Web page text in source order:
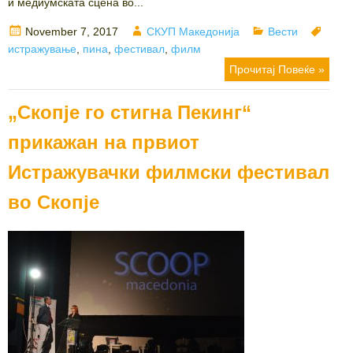
Posted
on
November 7, 2017 Author
СКУП Македонија Categories
Вести
истражување пина фестивал филм
Прочитај Повеќе »
„Скопје го стигна Пекинг“
прикажан на првиот
Истражувачки филмски фестивал
во Скопје